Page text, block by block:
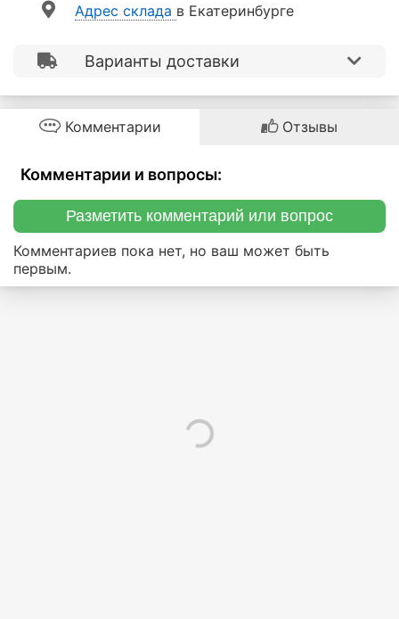
Aдрес склада в Екатеринбурге
Варианты доставки
Комментарии Отзывы
Комментарии и вопросы:
Разметить комментарий или вопрос
Комментариев пока нет, но ваш может быть
первым.